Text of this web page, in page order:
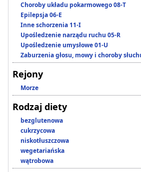
Choroby układu pokarmowego 08-T
Epilepsja 06-E
Inne schorzenia 11-I
Upośledzenie narządu ruchu 05-R
Upośledzenie umysłowe 01-U
Zaburzenia głosu, mowy i choroby
Rejony
Morze
Rodzaj diety
bezglutenowa
cukrzycowa
niskotłuszczowa
wegetariańska
wątrobowa